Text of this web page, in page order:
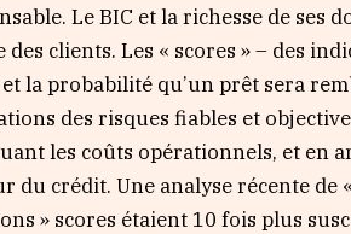
Le BIC et la richesse de ses
des clients. Les « scores » – des
la probabilité qu’un prêt sera
des risques fiables et
les coûts opérationnels, et en
du crédit. Une analyse récente
» scores étaient 10 fois plus